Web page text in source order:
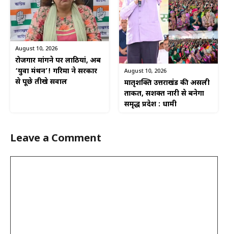
August 10, 2026
रोजगार मांगने पर लाठियां, अब
‘युवा मंथन’! गरिमा ने सरकार
से पूछे तीखे सवाल
August 10, 2026
मातृशक्ति उत्तराखंड की असली
ताकत, सशक्त नारी से बनेगा
समृद्ध प्रदेश : धामी
Leave a Comment